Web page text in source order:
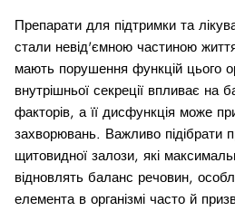
Препарати для підтримки та
стали невід'ємною частиною
мають порушення функцій цього
внутрішньої секреції впливає на
факторів, а її дисфункція може
захворювань. Важливо підібрати
щитовидної залози, які
відновлять баланс речовин,
елемента в організмі часто й